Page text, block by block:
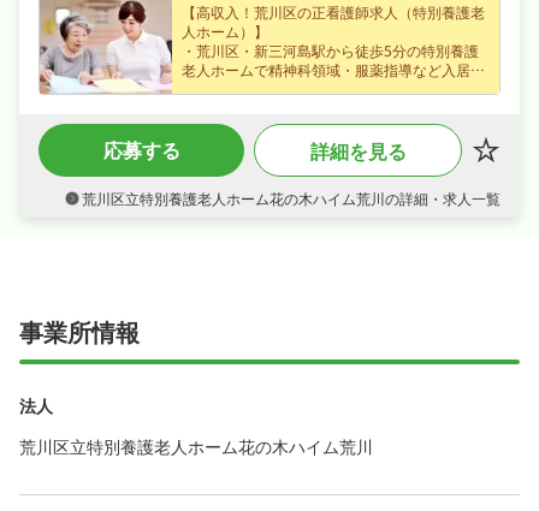
【高収入！荒川区の正看護師求人（特別養護老
人ホーム）】
・荒川区・新三河島駅から徒歩5分の特別養護
老人ホームで精神科領域・服薬指導など入居者
・正社員募集で月給28.4〜30.4万円という好条
件、賞与年2回・資格手当・家族手当・役職手
当など各種手当・昇給ありなど好待遇で、あな
・週休2日制・年間休日122日、日勤のみで夏季
応募する 詳細を見る
荒川区立特別養護老人ホーム花の木ハイム荒川の詳細・求人一覧
事業所情報
法人
荒川区立特別養護老人ホーム花の木ハイム荒川